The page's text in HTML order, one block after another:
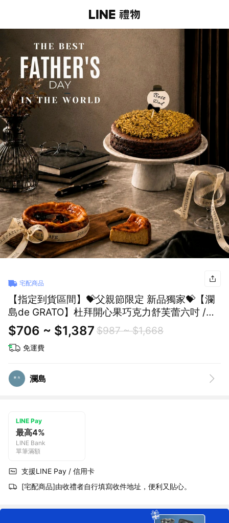
宅配商品
【指定到貨區間】💝父親節限定 新品獨家💝【瀾
島de GRATO】杜拜開心果巧克力舒芙蕾六吋 /香
草巴斯克 加$88贈提拉米蘇塔
$706 ~ $1,387 $987 ~ $1,668
免運費
瀾島
LINE Pay
最高4%
LINE Bank
單筆滿額
支援LINE Pay / 信用卡
[宅配商品]由收禮者自行填寫收件地址，便利又貼心。